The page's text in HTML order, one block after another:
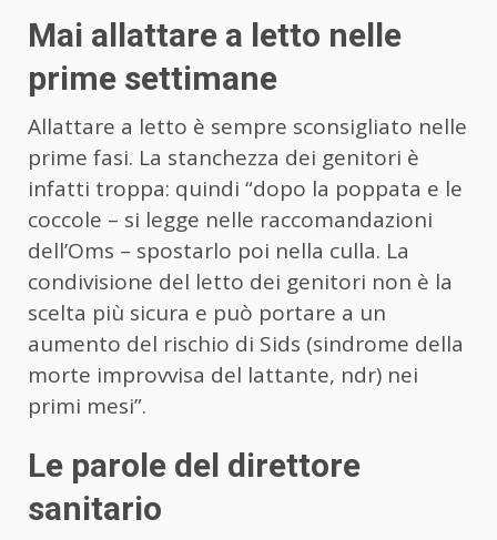
Mai allattare a letto nelle
prime settimane
Allattare a letto è sempre sconsigliato nelle
prime fasi. La stanchezza dei genitori è
infatti troppa: quindi “dopo la poppata e le
coccole – si legge nelle raccomandazioni
dell’Oms – spostarlo poi nella culla. La
condivisione del letto dei genitori non è la
scelta più sicura e può portare a un
aumento del rischio di Sids (sindrome della
morte improvvisa del lattante, ndr) nei
primi mesi”.
Le parole del direttore
sanitario